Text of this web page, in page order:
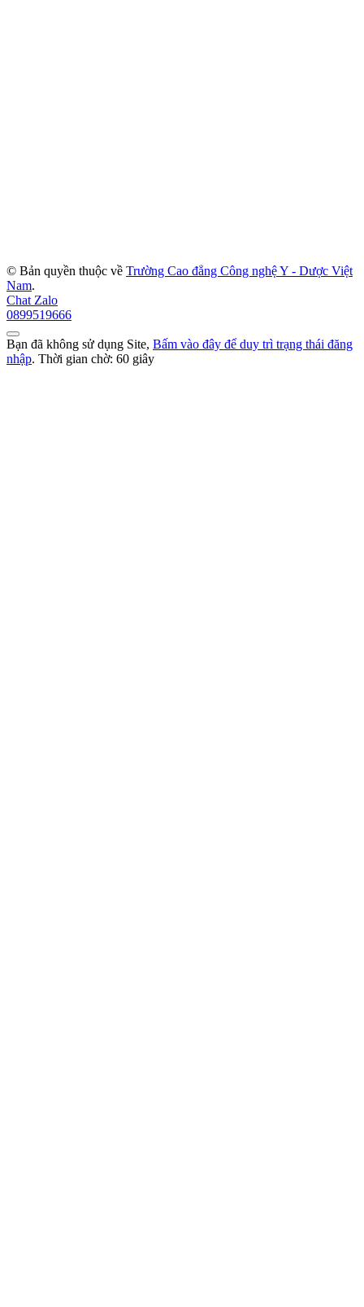
© Bản quyền thuộc về Trường Cao đẳng Công nghệ Y - Dược Việt
Nam.
Chat Zalo
0899519666
Bạn đã không sử dụng Site, Bấm vào đây để duy trì trạng thái đăng
nhập. Thời gian chờ: 60 giây